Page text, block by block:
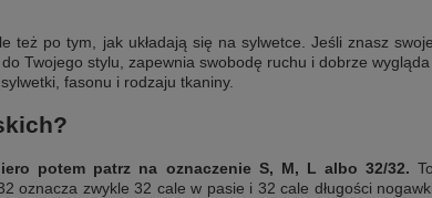
też po tym, jak układają się na sylwetce. Jeśli znasz
Twojego stylu, zapewnia swobodę ruchu i dobrze
fasonu i rodzaju tkaniny.
potem patrz na oznaczenie S, M, L albo 32/32.
oznacza zwykle 32 cale w pasie i 32 cale długości